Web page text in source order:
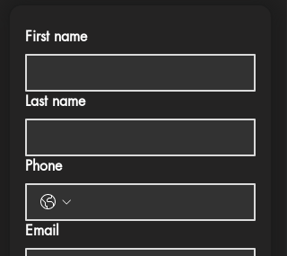
First name
Last name
Phone
Email